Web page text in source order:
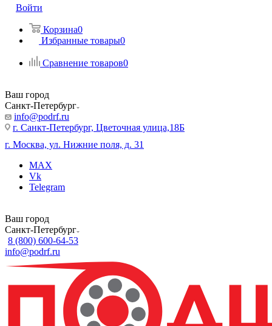
Войти
Корзина0
Избранные товары0
Сравнение товаров0
Ваш город
Санкт-Петербург
info@podrf.ru
г. Санкт-Петербург, Цветочная улица,18Б
г. Москва, ул. Нижние поля, д. 31
MAX
Vk
Telegram
Ваш город
Санкт-Петербург
8 (800) 600-64-53
info@podrf.ru